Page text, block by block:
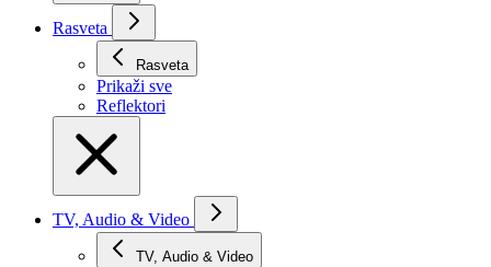
Rasveta
Rasveta
Prikaži svе
Reflektori
TV, Audio & Video
TV, Audio & Video